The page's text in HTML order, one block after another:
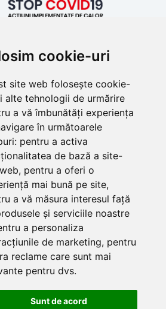
cookie-uri
site web folosește cookie-
alte tehnologii de urmărire
a vă îmbunătăți experiența
în următoarele
pentru a activa
de bază a site-
, pentru a oferi o
mai bună pe site,
a vă măsura interesul față
și serviciile noastre
a personaliza
de marketing, pentru
reclame care sunt mai
pentru dvs.
Sunt de acord
5, Bucuresti
3004724
13176/1991
021.411.44.44